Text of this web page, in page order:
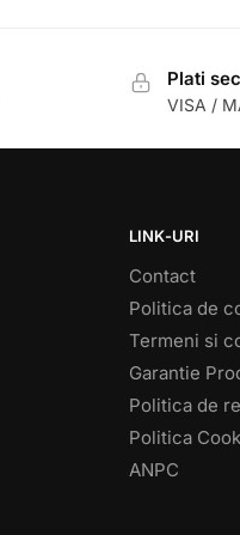
Plati
VISA /
LINK-URI
Contact
Politica de
Termeni si
Garantie
Politica de
Politica
ANPC